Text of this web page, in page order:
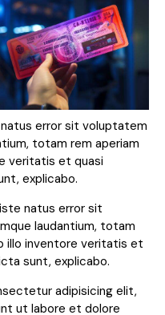
error sit voluptatem
totam rem aperiam
veritatis et quasi
explicabo.
natus error sit
laudantium, totam
illo inventore veritatis et
sunt, explicabo.
adipisicing elit,
ut labore et dolore